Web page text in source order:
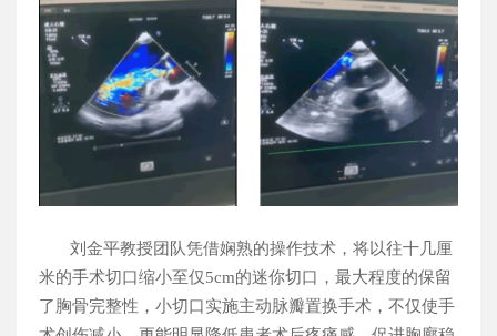
刘金平教授团队凭借娴熟的操作技术，将以往十几厘
米的手术切口缩小至仅5cm的迷你切口，最大程度的保留
了胸骨完整性，小切口实施主动脉瓣置换手术，不仅使手